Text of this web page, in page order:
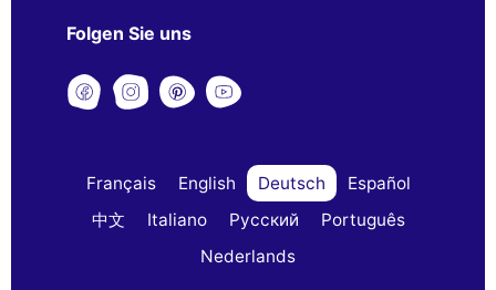
Folgen Sie uns
Français English Deutsch
Español
中文
Italiano Русский
Português
Nederlands